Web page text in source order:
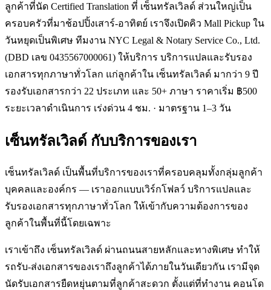
ลูกค้าที่นัด Certified Translation ที่ เซ็นทรัลเวิลด์ ส่วนใหญ่เป็น
ครอบครัวที่มาช้อปปิ้งเสาร์-อาทิตย์ เราจึงเปิดคิว Mall Pickup ใน
วันหยุดเป็นพิเศษ ทีมงาน NYC Legal & Notary Service Co., Ltd.
(DBD เลข 0435567000061) ให้บริการ บริการแปลและรับรอง
เอกสารทุกภาษาทั่วโลก แก่ลูกค้าใน เซ็นทรัลเวิลด์ มากว่า 9 ปี
รองรับเอกสารกว่า 22 ประเภท และ 50+ ภาษา ราคาเริ่ม ฿500
ระยะเวลาดำเนินการ เร่งด่วน 4 ชม. · มาตรฐาน 1–3 วัน
เซ็นทรัลเวิลด์ กับบริการของเรา
เซ็นทรัลเวิลด์ เป็นพื้นที่บริการของเราที่ครอบคลุมทั้งกลุ่มลูกค้า
บุคคลและองค์กร — เราออกแบบเวิร์กโฟลว์ บริการแปลและ
รับรองเอกสารทุกภาษาทั่วโลก ให้เข้ากับความต้องการของ
ลูกค้าในพื้นที่นี้โดยเฉพาะ
เราเข้าถึง เซ็นทรัลเวิลด์ ผ่านถนนสายหลักและทางพิเศษ ทำให้
รถรับ-ส่งเอกสารของเราถึงลูกค้าได้ภายในวันเดียวกัน เรามีจุด
นัดรับเอกสารยืดหยุ่นตามที่ลูกค้าสะดวก ตั้งแต่ที่ทำงาน คอนโด